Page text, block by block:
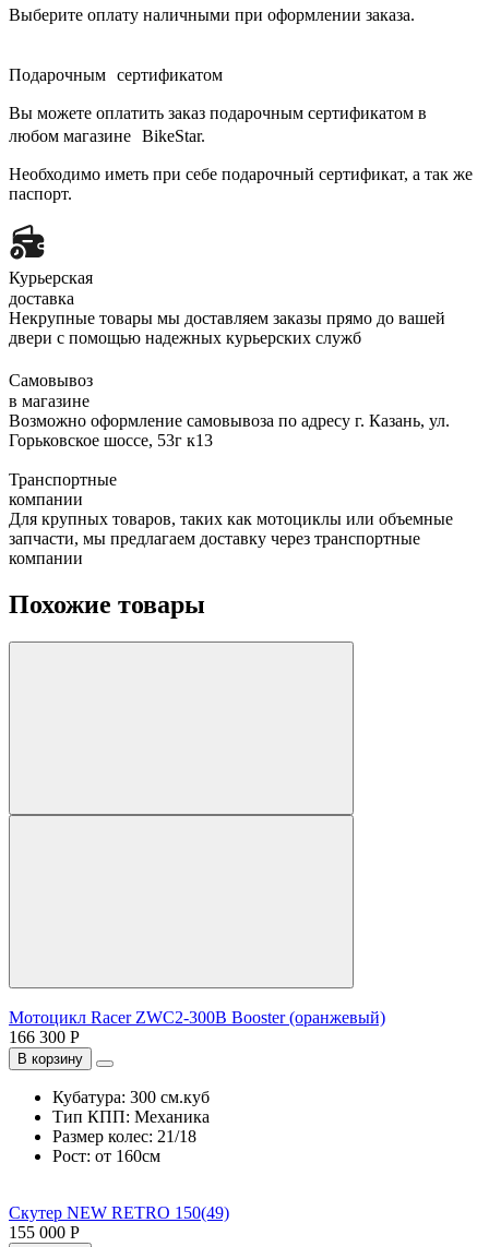
Выберите оплату наличными при оформлении заказа.
Подарочным сертификатом
Вы можете оплатить заказ подарочным сертификатом в
любом магазине BikeStar.
Необходимо иметь при себе подарочный сертификат, а так же
паспорт.
Курьерская
доставка
Некрупные товары мы доставляем заказы прямо до вашей
двери с помощью надежных курьерских служб
Самовывоз
в магазине
Возможно оформление самовывоза по адресу г. Казань, ул.
Горьковское шоссе, 53г к13
Транспортные
компании
Для крупных товаров, таких как мотоциклы или объемные
запчасти, мы предлагаем доставку через транспортные
компании
Похожие товары
Мотоцикл Racer ZWC2-300B Booster (оранжевый)
166 300 Р
В корзину
Кубатура: 300 см.куб
Тип КПП: Механика
Размер колес: 21/18
Рост: от 160см
Скутер NEW RETRO 150(49)
155 000 Р